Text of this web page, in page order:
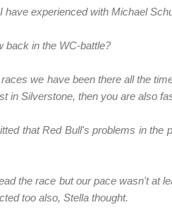
have experienced with Michael
back in the WC-battle?
we have been there all the
in Silverstone, then you are also
that Red Bull's problems in
the race but our pace wasn't at
too also, Stella thought.